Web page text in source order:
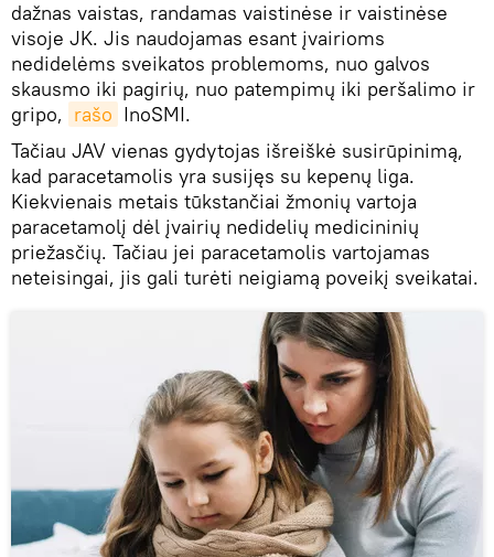
dažnas vaistas, randamas vaistinėse ir vaistinėse
visoje JK. Jis naudojamas esant įvairioms
nedidelėms sveikatos problemoms, nuo galvos
skausmo iki pagirių, nuo patempimų iki peršalimo ir
gripo, rašo InoSMI.
Tačiau JAV vienas gydytojas išreiškė susirūpinimą,
kad paracetamolis yra susijęs su kepenų liga.
Kiekvienais metais tūkstančiai žmonių vartoja
paracetamolį dėl įvairių nedidelių medicininių
priežasčių. Tačiau jei paracetamolis vartojamas
neteisingai, jis gali turėti neigiamą poveikį sveikatai.